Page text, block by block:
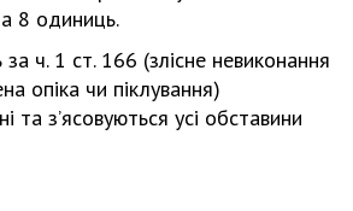
8 одиниць.
ч. 1 ст. 166 (злісне невиконання
опіка чи піклування)
та з’ясовуються усі обставини